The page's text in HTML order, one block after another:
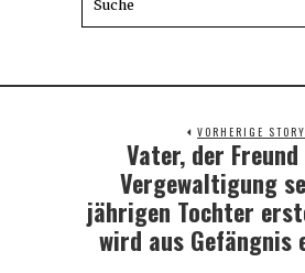
VORHERIGE STORY
post:
Vater, der Freund
Vergewaltigung
jährigen Tochter
wird aus Gefängnis